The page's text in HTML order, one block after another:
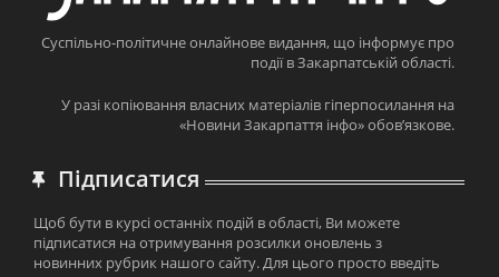
Суспільно-політичне онлайнове видання, що інформує про
події в Закарпатській області.
У разі копіювання власних матеріалів гіперпосилання на
«Новини Закарпаття інфо» обов’язкове.
Підписатися
Щоб бути в курсі останніх подій в області, Ви можете
підписатися на отримування розсилки оновлень з
новинних рубрик нашого сайту. Для цього просто введіть